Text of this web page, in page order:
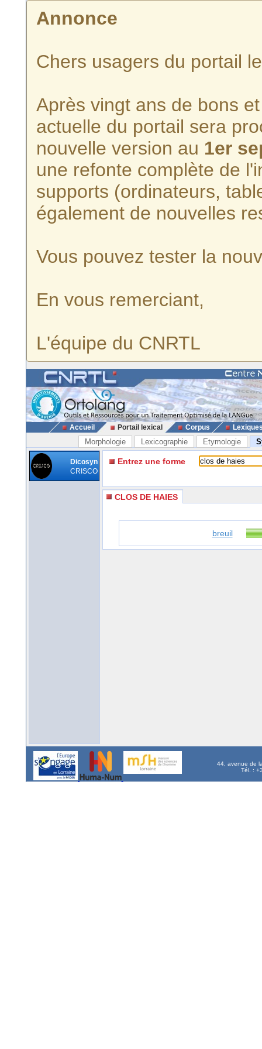
Annonce
Chers usagers du portail
Après vingt ans de bons
actuelle du portail sera
nouvelle version au 1er
une refonte complète de
supports (ordinateurs,
également de nouvelles
Vous pouvez tester la
En vous remerciant,
L'équipe du CNRTL
Accueil Portail lexical Corpus
Morphologie Lexicographie Etymologie
Dicosyn
CRISCO
Entrez une forme
CLOS DE HAIES
breuil
44, avenue de
Tél. :